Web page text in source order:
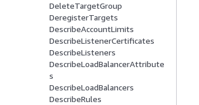
DeleteTargetGroup
DeregisterTargets
DescribeAccountLimits
DescribeListenerCertificates
DescribeListeners
DescribeLoadBalancerAttribute
s
DescribeLoadBalancers
DescribeRules